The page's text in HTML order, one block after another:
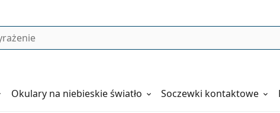
Soczewki kontaktowe
Okulary na niebieskie światło